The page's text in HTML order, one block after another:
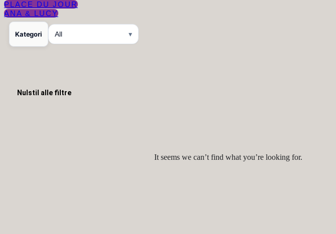
PLACE DU JOUR
ANA & LUCY
Kategori All ▾
Nulstil alle filtre
It seems we can’t find what you’re looking for.